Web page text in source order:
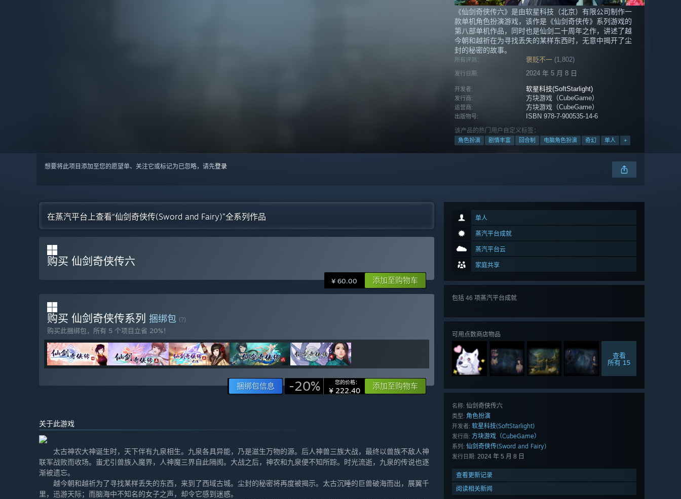
《仙剑奇侠传六》是由软星科技（北京）有限公司制作一
款单机角色扮演游戏，该作是《仙剑奇侠传》系列游戏的
第八部单机作品，同时也是仙剑二十周年之作，讲述了越
今朝和越祈在为寻找丢失的某样东西时，无意中揭开了尘
封的秘密的故事。
所有评测： 褒贬不一 (1,802)
发行日期: 2024 年 5 月 8 日
开发者: 软星科技(SoftStarlight)
发行商: 方块游戏（CubeGame）
运营商: 方块游戏（CubeGame）
出版物号: ISBN 978-7-900535-14-6
该产品的热门用户自定义标签：
角色扮演 剧情丰富 回合制 电脑角色扮演 奇幻 单人 +
想要将此项目添加至您的愿望单、关注它或标记为已忽略，请先登录
单人
蒸汽平台成就
蒸汽平台云
家庭共享
包括 46 项蒸汽平台成就
可用点数商店物品
查看
所有 15
名称: 仙剑奇侠传六
类型: 角色扮演
开发者: 软星科技(SoftStarlight)
发行商: 方块游戏（CubeGame）
系列: 仙剑奇侠传(Sword and Fairy)
发行日期: 2024 年 5 月 8 日
查看更新记录
阅读相关新闻
在蒸汽平台上查看“仙剑奇侠传(Sword and Fairy)”全系列作品
购买 仙剑奇侠传六
¥ 60.00 添加至购物车
购买 仙剑奇侠传系列 捆绑包 (?)
购买此捆绑包，所有 5 个项目立省 20%！
捆绑包信息 -20% 您的价格：
¥ 222.40 添加至购物车
关于此游戏
太古神农大神诞生时，天下伴有九泉相生。九泉各具异能，乃是滋生万物的源。后人神兽三族大战，最终以兽族不敌人神
联军战败而收场。蚩尤引兽族入魔界，人神魔三界自此隔阂。大战之后，神农和九泉便不知所踪。时光流逝，九泉的传说也逐
渐被遗忘。
越今朝和越祈为了寻找某样丢失的东西，来到了西域古城。尘封的秘密将再度被揭示。太古沉睡的巨兽破海而出，展翼千
里，迅游天际；而脑海中不知名的女子之声，却令它感到迷惑。